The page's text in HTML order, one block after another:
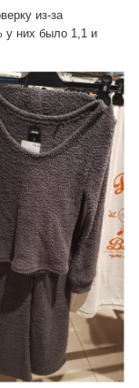
из-за
у них было 1,1 и